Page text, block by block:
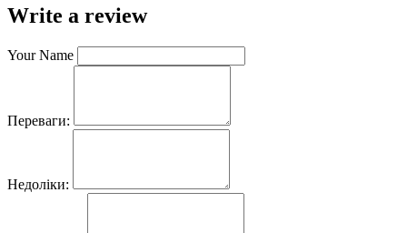
Write a review
Your Name
Переваги:
Недоліки: